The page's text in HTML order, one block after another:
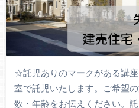
☆託児ありのマークがある講
室で託児いたします。ご希望
数・年齢をお伝えください。